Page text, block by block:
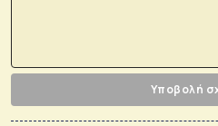
Υποβολή